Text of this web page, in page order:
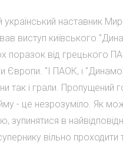
український наставник
виступ київського
поразок від грецького
Європи. "І ПАОК, і
так і грали. Пропущений
- це незрозуміло. Як
зупинятися в
вільно проходити